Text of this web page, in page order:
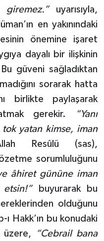
giremez.”uyarısıyla,
en yakınındaki
önemine işaret
dayalı bir ilişkinin
güveni sağladıktan
sorarak hatta
birlikte paylaşarak
gerekir.
“Yanı
tok yatan kimse, iman
Resûlü (sas),
sorumluluğunu
âhiret gününe iman
buyurarak bu
olduğunu
ı Hakk’ın bu konudaki
üzere,
“Cebrail bana